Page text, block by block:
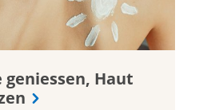
geniessen, Haut